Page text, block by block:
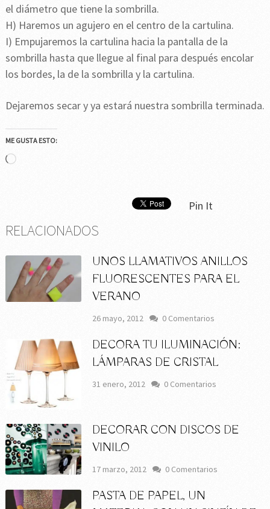
el diámetro que tiene la sombrilla.
H) Haremos un agujero en el centro de la cartulina.
I) Empujaremos la cartulina hacia la pantalla de la
sombrilla hasta que llegue al final para después encolar
los bordes, la de la sombrilla y la cartulina.
Dejaremos secar y ya estará nuestra sombrilla terminada.
ME GUSTA ESTO:
Cargando...
Pin It
RELACIONADOS
UNOS LLAMATIVOS ANILLOS
FLUORESCENTES PARA EL
VERANO
26 mayo, 2012 0 Comentarios
DECORA TU ILUMINACIÓN:
LÁMPARAS DE CRISTAL
31 enero, 2012 0 Comentarios
DECORAR CON DISCOS DE
VINILO
17 marzo, 2012 0 Comentarios
PASTA DE PAPEL, UN